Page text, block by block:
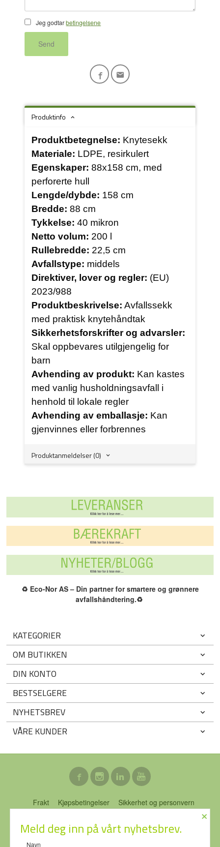
Jeg godtarbetingelsene
Send
Produktinfo
Produktbetegnelse: Knytesekk
Materiale: LDPE, resirkulert
Egenskaper: 88x158 cm, med
perforerte hull
Lengde/dybde: 158 cm
Bredde: 88 cm
Tykkelse: 40 mikron
Netto volum: 200 l
Rullebredde: 22,5 cm
Avfallstype: middels
Direktiver, lover og regler: (EU)
2023/988
Produktbeskrivelse: Avfallssekk
med praktisk knytehåndtak
Sikkerhetsforskrifter og advarsler:
Skal oppbevares utilgjengelig for
barn
Avhending av produkt: Kan kastes
med vanlig husholdningsavfall i
henhold til lokale regler
Avhending av emballasje: Kan
gjenvinnes eller forbrennes
Produktanmeldelser (0)
♻️ Eco-Nor AS – Din partner for smartere og grønnere
avfallshåndtering.♻️
KATEGORIER
OM BUTIKKEN
DIN KONTO
BESTSELGERE
NYHETSBREV
VÅRE KUNDER
Frakt Kjøpsbetingelser
Sikkerhet og personvern
ECO-NOR AS Stubberudveien 76 3031 DRAMMEN Tlf.
×
Meld deg inn på vårt nyhetsbrev.
Navn